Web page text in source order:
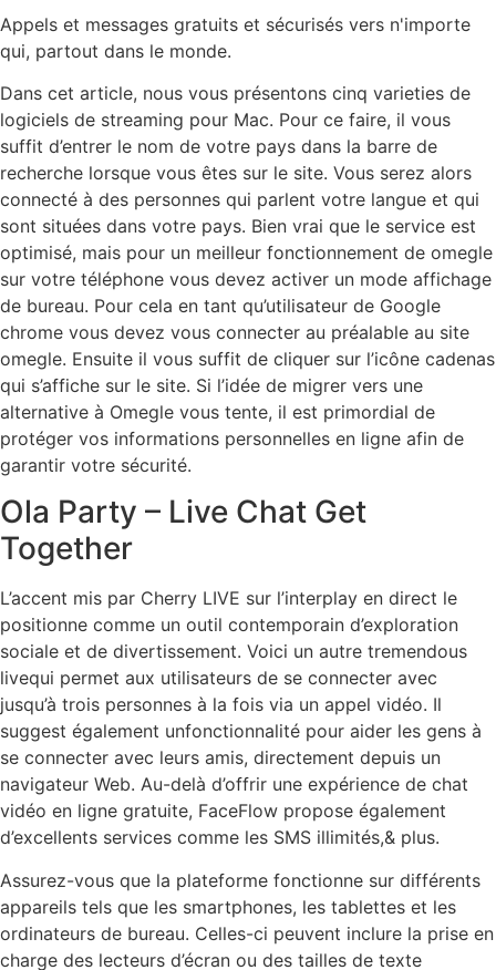
Appels et messages gratuits et sécurisés vers n'importe
qui, partout dans le monde.
Dans cet article, nous vous présentons cinq varieties de
logiciels de streaming pour Mac. Pour ce faire, il vous
suffit d’entrer le nom de votre pays dans la barre de
recherche lorsque vous êtes sur le site. Vous serez alors
connecté à des personnes qui parlent votre langue et qui
sont situées dans votre pays. Bien vrai que le service est
optimisé, mais pour un meilleur fonctionnement de omegle
sur votre téléphone vous devez activer un mode affichage
de bureau. Pour cela en tant qu’utilisateur de Google
chrome vous devez vous connecter au préalable au site
omegle. Ensuite il vous suffit de cliquer sur l’icône cadenas
qui s’affiche sur le site. Si l’idée de migrer vers une
alternative à Omegle vous tente, il est primordial de
protéger vos informations personnelles en ligne afin de
garantir votre sécurité.
Ola Party – Live Chat Get
Together
L’accent mis par Cherry LIVE sur l’interplay en direct le
positionne comme un outil contemporain d’exploration
sociale et de divertissement. Voici un autre tremendous
livequi permet aux utilisateurs de se connecter avec
jusqu’à trois personnes à la fois via un appel vidéo. Il
suggest également unfonctionnalité pour aider les gens à
se connecter avec leurs amis, directement depuis un
navigateur Web. Au-delà d’offrir une expérience de chat
vidéo en ligne gratuite, FaceFlow propose également
d’excellents services comme les SMS illimités,& plus.
Assurez-vous que la plateforme fonctionne sur différents
appareils tels que les smartphones, les tablettes et les
ordinateurs de bureau. Celles-ci peuvent inclure la prise en
charge des lecteurs d’écran ou des tailles de texte